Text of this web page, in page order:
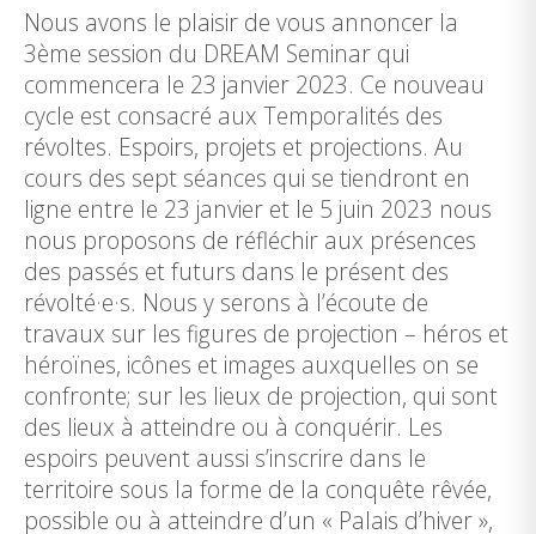
Nous avons le plaisir de vous annoncer la
3ème session du DREAM Seminar qui
commencera le 23 janvier 2023. Ce nouveau
cycle est consacré aux Temporalités des
révoltes. Espoirs, projets et projections. Au
cours des sept séances qui se tiendront en
ligne entre le 23 janvier et le 5 juin 2023 nous
nous proposons de réfléchir aux présences
des passés et futurs dans le présent des
révolté·e·s. Nous y serons à l’écoute de
travaux sur les figures de projection – héros et
héroïnes, icônes et images auxquelles on se
confronte; sur les lieux de projection, qui sont
des lieux à atteindre ou à conquérir. Les
espoirs peuvent aussi s’inscrire dans le
territoire sous la forme de la conquête rêvée,
possible ou à atteindre d’un « Palais d’hiver »,